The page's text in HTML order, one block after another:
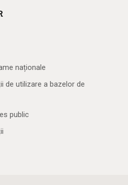
naționale
de utilizare a bazelor de
public